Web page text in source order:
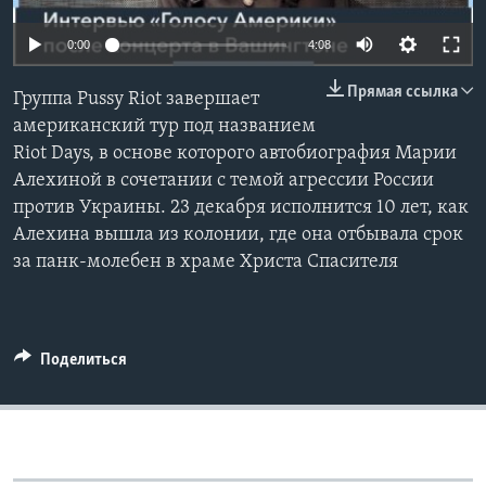
Learning English
СОЦИАЛЬНЫЕ СЕТИ
Языки
0:00 4:08
Прямая ссылка
Группа Pussy Riot завершает
американский тур под названием
Riot Days, в основе которого автобиография Марии
Алехиной в сочетании с темой агрессии России
против Украины. 23 декабря исполнится 10 лет, как
Алехина вышла из колонии, где она отбывала срок
за панк-молебен в храме Христа Спасителя
Поделиться